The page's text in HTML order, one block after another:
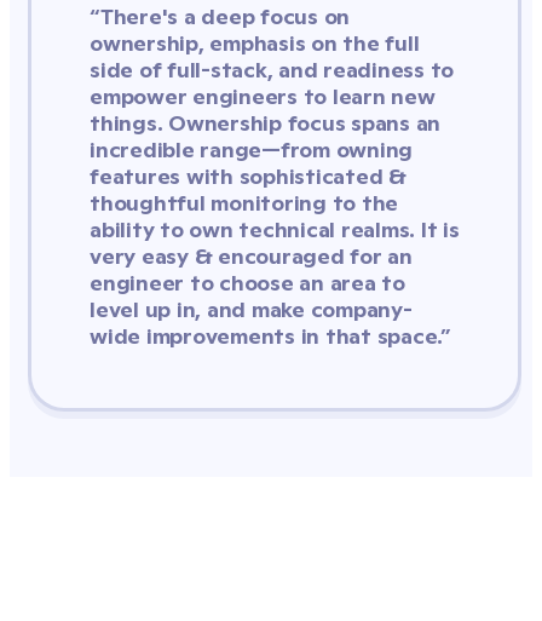
“There's a deep focus on
ownership, emphasis on the full
side of full-stack, and readiness to
empower engineers to learn new
things. Ownership focus spans an
incredible range—from owning
features with sophisticated &
thoughtful monitoring to the
ability to own technical realms. It is
very easy & encouraged for an
engineer to choose an area to
level up in, and make company-
wide improvements in that space.”